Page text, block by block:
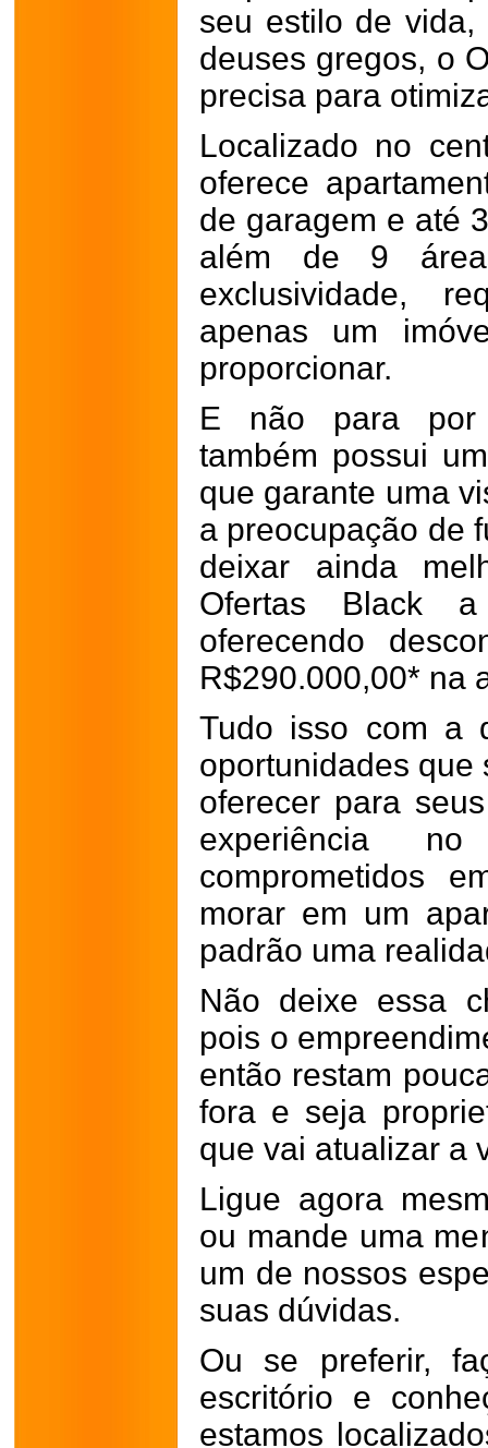
seu estilo de
deuses gregos, o
precisa para
Localizado no
oferece
de garagem e até
além de 9
exclusividade,
apenas um
proporcionar.
E não para por
também possui
que garante uma
a preocupação de
deixar ainda
Ofertas Black
oferecendo
R$290.000,00* na
Tudo isso com a
oportunidades que
oferecer para
experiência no
comprometidos
morar em um
padrão uma
Não deixe essa
pois o
então restam
fora e seja
que vai atualizar a
Ligue agora
ou mande uma
um de nossos
suas dúvidas.
Ou se preferir,
escritório e
estamos